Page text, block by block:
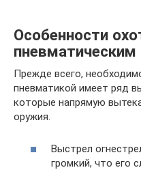
Особенности
Прежде всего,
пневматикой имеет ряд
которые напрямую
оружия.
Выстрел
громкий, что его